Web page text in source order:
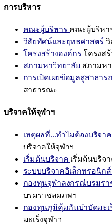
การบริหาร
คณะผู้บริหาร คณะผู้บริหา
วิสัยทัศน์และยุทธศาสตร์ วิ
โครงสร้างองค์กร โครงส
สภามหาวิทยาลัย สภามห
การเปิดเผยข้อมูลสู่สาธาร
สาธารณะ
บริจาคให้จุฬาฯ
เหตุผลที่...ทำไมต้องบริจา
บริจาคให้จุฬาฯ
เริ่มต้นบริจาค เริ่มต้นบริจ
ระบบบริจาคอิเล็กทรอนิกส์
กองทุนจุฬาลงกรณ์บรมร
บรมราชสมภพฯ
กองทุนภูมิคุ้มกันบำบัดมะเ
มะเร็งจุฬาฯ